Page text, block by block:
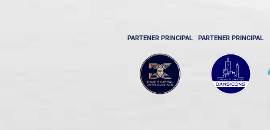
PARTENER PRINCIPAL PARTENER PRINCIPAL